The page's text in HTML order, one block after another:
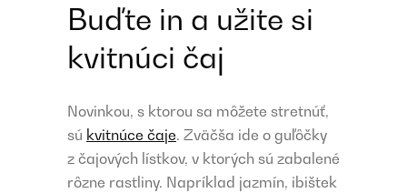
Buďte in a užite si
kvitnúci čaj
Novinkou, s ktorou sa môžete stretnúť,
sú kvitnúce čaje. Zväčša ide o guľôčky
z čajových lístkov, v ktorých sú zabalené
rôzne rastliny. Napríklad jazmín, ibištek